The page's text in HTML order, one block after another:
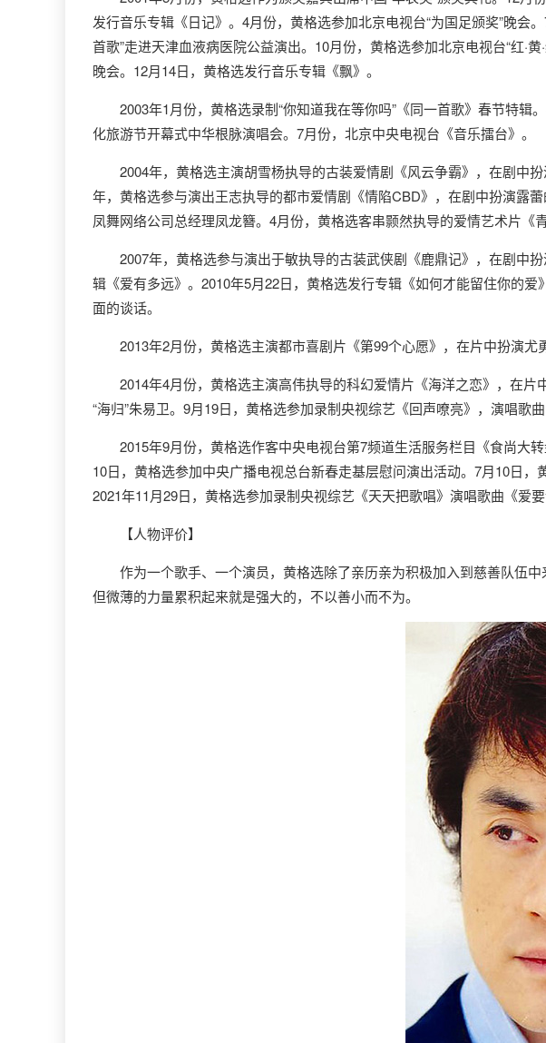
发行音乐专辑《日记》。4月份，黄格选参加北京电视台“为国足颁奖”晚会
首歌”走进天津血液病医院公益演出。10月份，黄格选参加北京电视台“红·
晚会。12月14日，黄格选发行音乐专辑《飘》。
2003年1月份，黄格选录制“你知道我在等你吗”《同一首歌》春节特辑
化旅游节开幕式中华根脉演唱会。7月份，北京中央电视台《音乐擂台》。
2004年，黄格选主演胡雪杨执导的古装爱情剧《风云争霸》，在剧中
年，黄格选参与演出王志执导的都市爱情剧《情陷CBD》，在剧中扮演露
凤舞网络公司总经理凤龙簪。4月份，黄格选客串颢然执导的爱情艺术片《
2007年，黄格选参与演出于敏执导的古装武侠剧《鹿鼎记》，在剧中
辑《爱有多远》。2010年5月22日，黄格选发行专辑《如何才能留住你的
面的谈话。
2013年2月份，黄格选主演都市喜剧片《第99个心愿》，在片中扮演尤
2014年4月份，黄格选主演高伟执导的科幻爱情片《海洋之恋》，在片
“海归”朱易卫。9月19日，黄格选参加录制央视综艺《回声嘹亮》，演唱歌曲
2015年9月份，黄格选作客中央电视台第7频道生活服务栏目《食尚大转
10日，黄格选参加中央广播电视总台新春走基层慰问演出活动。7月10日
2021年11月29日，黄格选参加录制央视综艺《天天把歌唱》演唱歌曲《爱要
【人物评价】
作为一个歌手、一个演员，黄格选除了亲历亲为积极加入到慈善队伍中
但微薄的力量累积起来就是强大的，不以善小而不为。